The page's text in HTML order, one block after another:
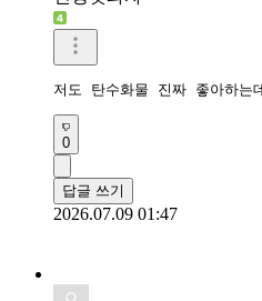
저도 탄수화물 진짜 좋아하
0
답글 쓰기
2026.07.09 01:47